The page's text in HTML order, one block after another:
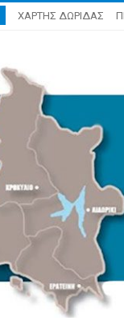
ΧΑΡΤΗΣ ΔΩΡΙΔΑΣ